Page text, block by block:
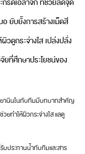
กรดเอลาจิก ที่ช่วยลดจุด
ยับยั้งการสร้างเม็ดสี
วดูกระจ่างใส เปล่งปลั่ง
ที่ศึกษาประโยชน์ของ
ยานินในทับทิมมีบทบาทสำคัญ
ยทำให้ผิวกระจ่างใส แลดู
ประทานน้ำทับทิมและสาร